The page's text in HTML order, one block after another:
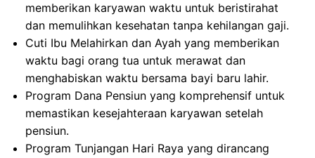
memberikan karyawan waktu untuk beristirahat
dan memulihkan kesehatan tanpa kehilangan gaji.
Cuti Ibu Melahirkan dan Ayah yang memberikan
waktu bagi orang tua untuk merawat dan
menghabiskan waktu bersama bayi baru lahir.
Program Dana Pensiun yang komprehensif untuk
memastikan kesejahteraan karyawan setelah
pensiun.
Program Tunjangan Hari Raya yang dirancang